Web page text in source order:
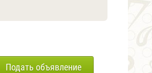
Подать объявление